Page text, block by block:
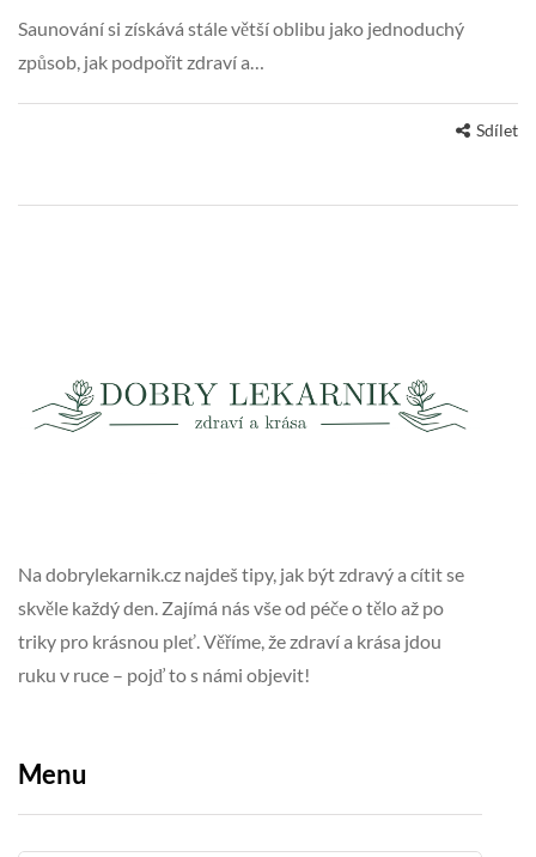
Saunování si získává stále větší oblibu jako jednoduchý
způsob, jak podpořit zdraví a…
Sdílet
Na dobrylekarnik.cz najdeš tipy, jak být zdravý a cítit se
skvěle každý den. Zajímá nás vše od péče o tělo až po
triky pro krásnou pleť. Věříme, že zdraví a krása jdou
ruku v ruce – pojď to s námi objevit!
Menu